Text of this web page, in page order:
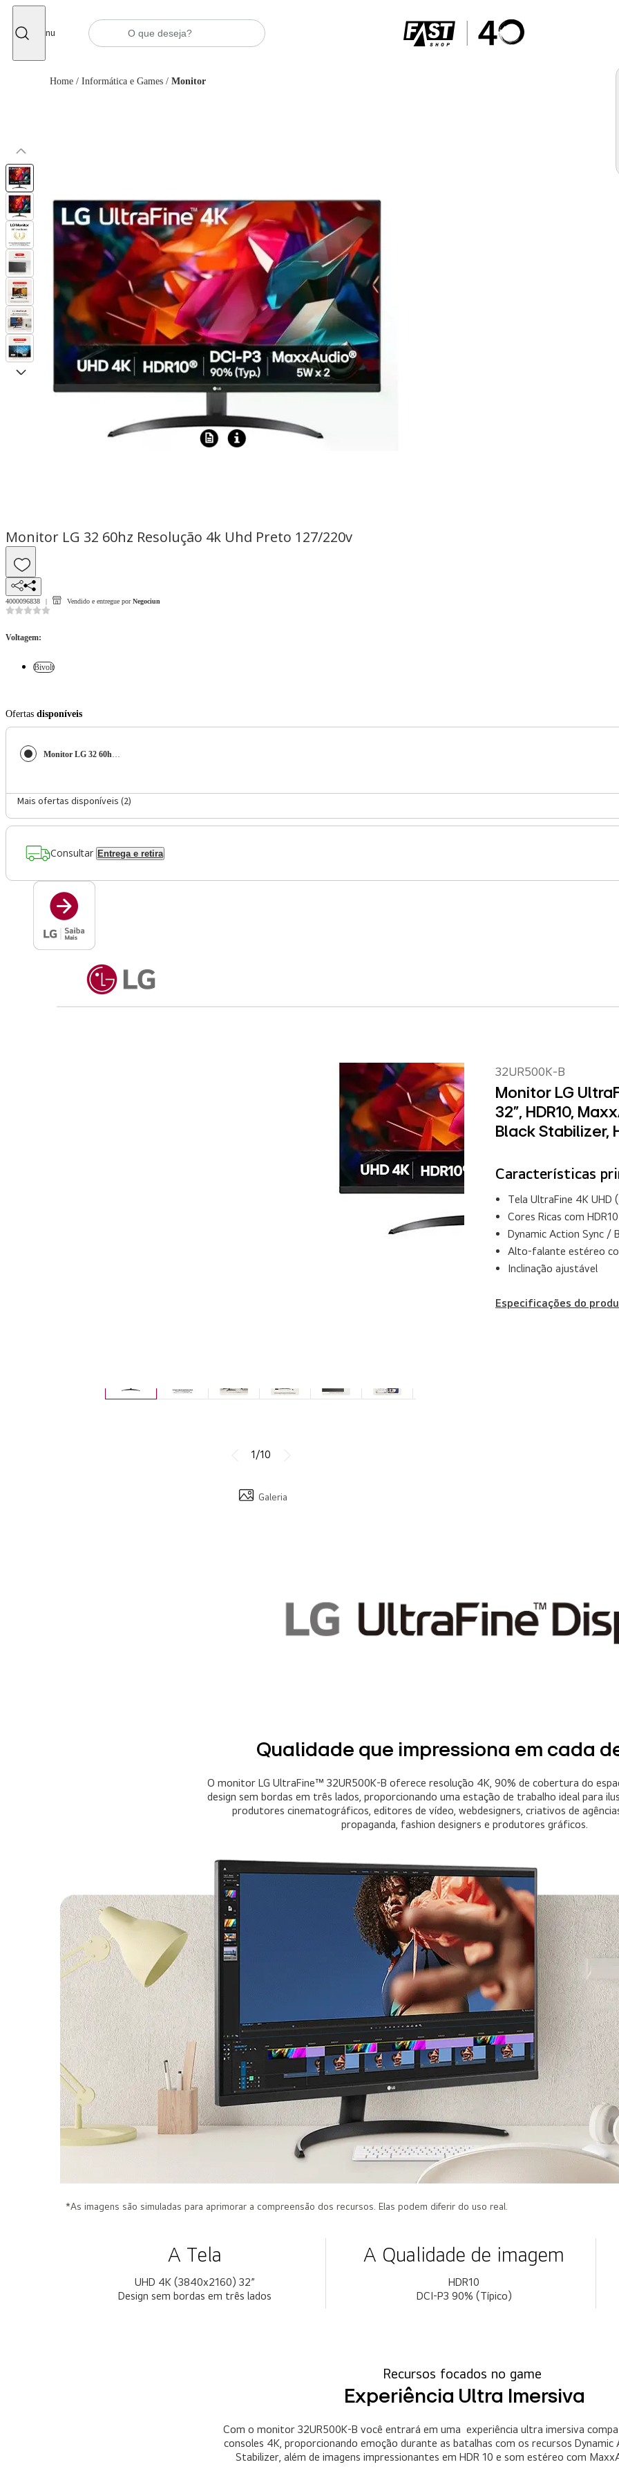
Menu
Home / Informática e Games / Monitor
Monitor LG 32 60hz Resolução 4k Uhd Preto 127/220v
4000096838 Vendido e entregue por Negociun
Voltagem:
Bivolt
Ofertas disponíveis
Monitor LG 32 60hz Resolução 4k Uhd Preto 127/220v
Mais ofertas disponíveis (2)
Consultar Entrega e retira
1/10
Galeria
32UR500K-B
Monitor LG
32”, HDR10,
Black Stabilizer,
Características
Tela UltraFine 4K UHD
Cores Ricas com
Dynamic Action Sync /
Alto-falante estéreo
Inclinação ajustável
Especificações do
Qualidade que impressiona em cada
O monitor LG UltraFine™ 32UR500K-B oferece resolução 4K, 90% de cobertura do
design sem bordas em três lados, proporcionando uma estação de trabalho ideal para
produtores cinematográficos, editores de vídeo, webdesigners, criativos de
propaganda, fashion designers e produtores gráficos.
*As imagens são simuladas para aprimorar a compreensão dos recursos. Elas podem diferir do uso real.
A Tela
UHD 4K (3840x2160) 32”
Design sem bordas em três lados
A Qualidade de imagem
HDR10
DCI-P3 90% (Típico)
Recursos focados no game
Experiência Ultra Imersiva
Com o monitor 32UR500K-B você entrará em uma experiência ultra imersiva
consoles 4K, proporcionando emoção durante as batalhas com os recursos Dynamic
Stabilizer, além de imagens impressionantes em HDR 10 e som estéreo com